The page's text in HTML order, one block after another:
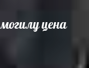
цена